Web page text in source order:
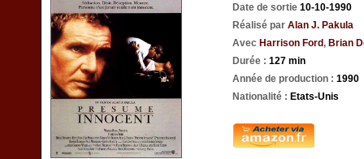
Date de sortie 10-10-1990
Réalisé par Alan J. Pakula
Avec Harrison Ford, Brian
Durée : 127 min
Année de production : 1990
Nationalité : Etats-Unis